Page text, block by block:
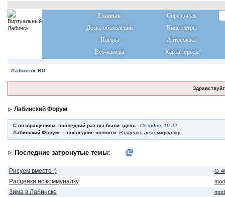
Главная
Справочная
Доска объявлений
Кинотеатры
Погода
Автовокзал
Веб-камера
Карта города
Лабинск.RU
Лабинский Форум
С возвращением, последний раз вы были здесь : Сегодня, 19:22
Лабинский Форум — последние новости: Расценки нс коммуналку
Последние затронутые темы:
Рисуем вместе :) G-
Расценки нс коммуналку
Зима в Лабинске